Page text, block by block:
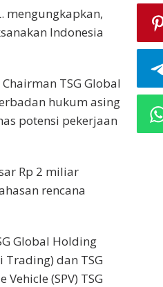
mengungkapkan,
Indonesia
TSG Global
hukum asing
potensi pekerjaan
Rp 2 miliar
rencana
Global Holding
Trading) dan TSG
(SPV) TSG